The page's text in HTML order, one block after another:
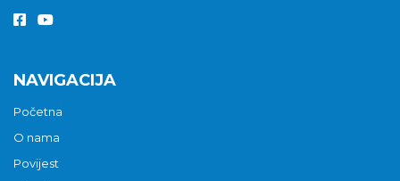
NAVIGACIJA
Početna
O nama
Povijest